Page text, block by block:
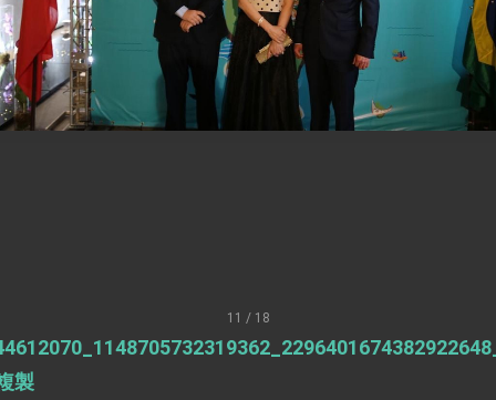
總統農曆春節談話
台美貿易協議完成簽署達成6大目標、創5大歷史
性突破 總統強調將以3大面向加速臺灣經濟轉型
升級 籲請立院全力支持並盡速通過
臺美簽署「對等貿易協定」確立對等關稅15%且不
疊加 我輸美2072項產品豁免對等關稅
領 下一個世代的繁榮
外交部長林佳龍接受印尼「時代雜誌」專訪，闡
述印太安全局勢，籲深化台印尼半導體供應鏈合
11 / 18
製